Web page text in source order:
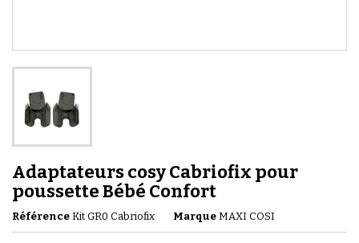
Adaptateurs cosy Cabriofix pour
poussette Bébé Confort
Référence Kit GR0 Cabriofix Marque MAXI COSI